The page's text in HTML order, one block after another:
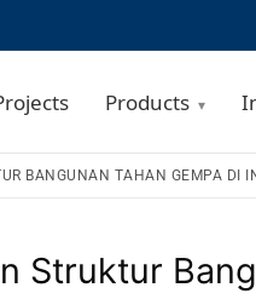
Products
BANGUNAN TAHAN GEMPA DI
Struktur